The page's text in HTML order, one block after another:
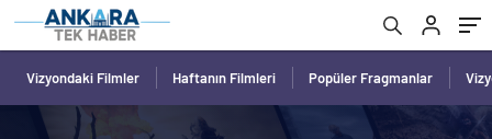
Vizyondaki Filmler Haftanın Filmleri Popüler Fragmanlar